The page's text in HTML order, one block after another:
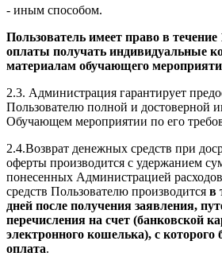
- иным способом.
Пользователь имеет право в течение
оплаты получать индивидуальные
материалам обучающего
2.3. Администрация гарантирует
Пользователю полной и достоверной
Обучающем мероприятии по его
2.4.Возврат денежных средств при
оферты производится с удержанием
понесенных Администрацией
средств Пользователю производится в
дней после получения заявления,
перечисления на счет (банковской
электронного кошелька), с которого
оплата.